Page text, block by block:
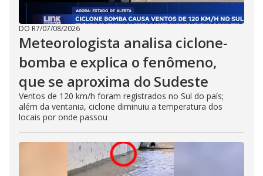
DO R7/07/08/2026
Meteorologista analisa ciclone-
bomba e explica o fenômeno,
que se aproxima do Sudeste
Ventos de 120 km/h foram registrados no Sul do país;
além da ventania, ciclone diminuiu a temperatura dos
locais por onde passou